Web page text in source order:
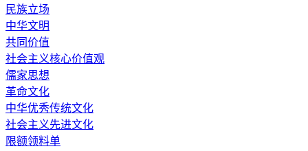
民族立场
中华文明
共同价值
社会主义核心价值观
儒家思想
革命文化
中华优秀传统文化
社会主义先进文化
限额领料单